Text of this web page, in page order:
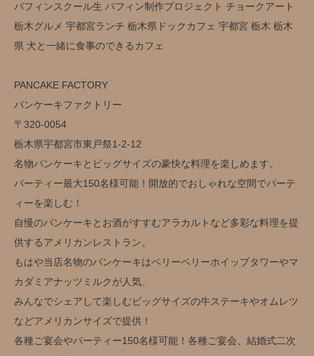
パフィンスクール生 パフィン制作プロジェクト チョークアート
栃木グルメ 宇都宮ランチ 栃木県ドックカフェ 宇都宮 栃木 栃木
県 犬と一緒に食事のできるカフェ
PANCAKE FACTORY
パンケーキファクトリー
〒320-0054
栃木県宇都宮市東戸祭1-2-12
名物パンケーキとビッグサイズの豪快な料理を楽しめます。
パーティー最大150名様可能！開放的でおしゃれな空間でパーテ
ィーを楽しむ！
自慢のパンケーキとお酒がすすむアラカルトなど多彩な料理を提
供するアメリカンレストラン。
もはや当店名物のパンケーキはベリーベリーホイップタワーやマ
カダミアナッツミルクが人気、
みんなでシェアして楽しむビッグサイズの牛ステーキやオムレツ
などアメリカンサイズで提供！
各種ご宴会やパーティー150名様可能！各種ご宴会、結婚式二次